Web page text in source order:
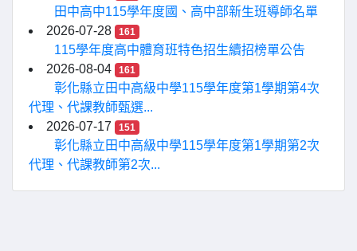
田中高中115學年度國、高中部新生班導師名單
2026-07-28
161
115學年度高中體育班特色招生續招榜單公告
2026-08-04
161
彰化縣立田中高級中學115學年度第1學期第4次
代理、代課教師甄選...
2026-07-17
151
彰化縣立田中高級中學115學年度第1學期第2次
代理、代課教師第2次...